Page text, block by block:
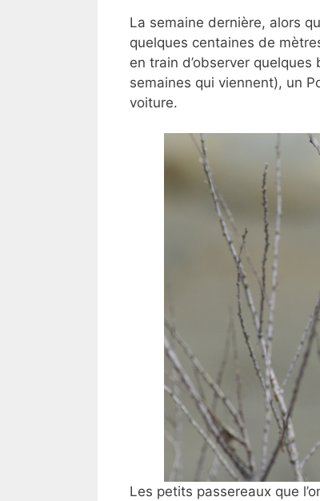
La semaine dernière, alors
quelques centaines de
en train d’observer
semaines qui viennent), un
voiture.
Les petits passereaux que